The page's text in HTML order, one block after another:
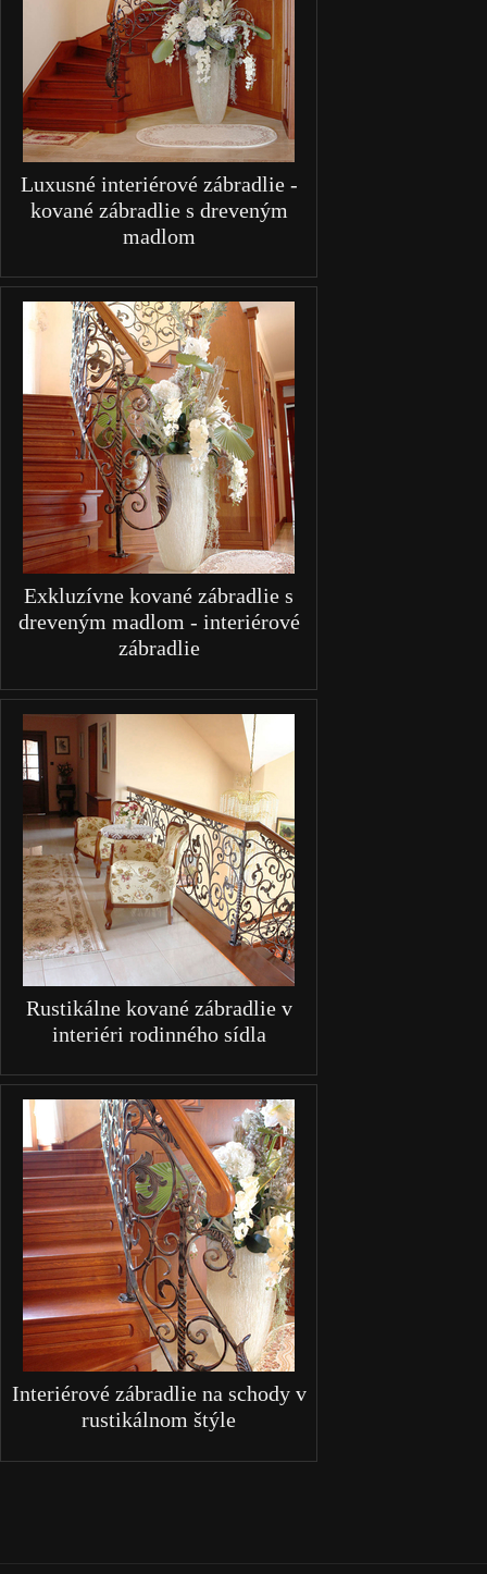
Luxusné interiérové zábradlie -
kované zábradlie s dreveným
madlom
Exkluzívne kované zábradlie s
dreveným madlom - interiérové
zábradlie
Rustikálne kované zábradlie v
interiéri rodinného sídla
Interiérové zábradlie na schody v
rustikálnom štýle